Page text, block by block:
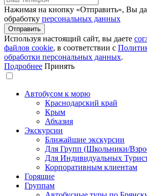
Нажимая на кнопку «Отправить», Вы
обработку персональных данных
Используя настоящий сайт, вы даете
файлов сookie, в соответствии с
обработки персональных данных.
Подробнее Принять
Автобусом к морю
Краснодарский край
Крым
Абхазия
Экскурсии
Ближайшие экскурсии
Для Групп (Школьники/
Для Индивидуальных
Корпоративным клиентам
Горящие
Группам